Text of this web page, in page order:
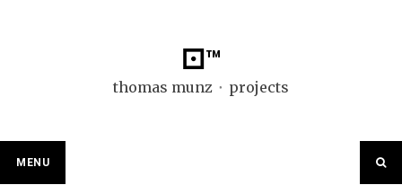
⚀™
thomas munz ⬞ projects
MENU